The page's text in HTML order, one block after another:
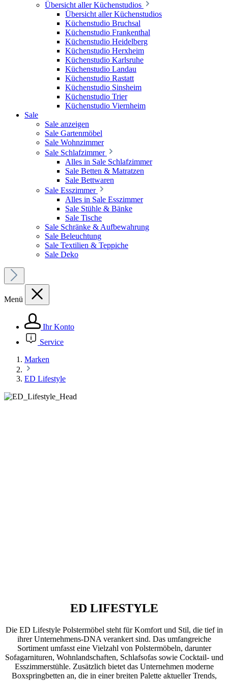
Übersicht aller Küchenstudios
Übersicht aller Küchenstudios
Küchenstudio Bruchsal
Küchenstudio Frankenthal
Küchenstudio Heidelberg
Küchenstudio Herxheim
Küchenstudio Karlsruhe
Küchenstudio Landau
Küchenstudio Rastatt
Küchenstudio Sinsheim
Küchenstudio Trier
Küchenstudio Viernheim
Sale
Sale anzeigen
Sale Gartenmöbel
Sale Wohnzimmer
Sale Schlafzimmer
Alles in Sale Schlafzimmer
Sale Betten & Matratzen
Sale Bettwaren
Sale Esszimmer
Alles in Sale Esszimmer
Sale Stühle & Bänke
Sale Tische
Sale Schränke & Aufbewahrung
Sale Beleuchtung
Sale Textilien & Teppiche
Sale Deko
Menü
Ihr Konto
Service
Marken
ED Lifestyle
ED LIFESTYLE
Die ED Lifestyle Polstermöbel steht für Komfort und Stil, die tief in
ihrer Unternehmens-DNA verankert sind. Das umfangreiche
Sortiment umfasst eine Vielzahl von Polstermöbeln, darunter
Sofagarnituren, Wohnlandschaften, Schlafsofas sowie Cocktail- und
Esszimmerstühle. Zusätzlich bietet das Unternehmen moderne
Boxspringbetten an, die in einer breiten Palette aktueller Trends,